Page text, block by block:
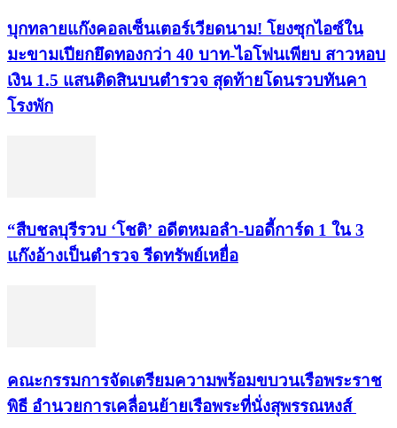
บุกทลายแก๊งคอลเซ็นเตอร์เวียดนาม! โยงซุกไอซ์ใน
มะขามเปียกยึดทองกว่า 40 บาท-ไอโฟนเพียบ สาวหอบ
เงิน 1.5 แสนติดสินบนตำรวจ สุดท้ายโดนรวบทันคา
โรงพัก
“สืบชลบุรีรวบ ‘โชติ’ อดีตหมอลำ-บอดี้การ์ด 1 ใน 3
แก๊งอ้างเป็นตำรวจ รีดทรัพย์เหยื่อ
คณะกรรมการจัดเตรียมความพร้อมขบวนเรือพระราช
พิธี อำนวยการเคลื่อนย้ายเรือพระที่นั่งสุพรรณหงส์